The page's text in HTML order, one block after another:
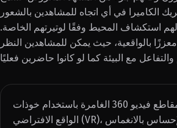
الكاميرا في أي اتجاه للمشاهدين بالشعور
لهم استكشاف المحيط وفقًا لوتيرتهم الخاصة.
بالواقعية، حيث يمكن للمشاهدين النظر
يمكن مشاهدة مقاطع فيديو 360 الغامرة باستخدام خوذات
الواقع الافتراضي (VR)، مما يعزز الإحساس بالانغماس